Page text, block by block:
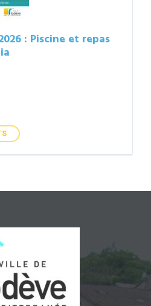
: Piscine et repas